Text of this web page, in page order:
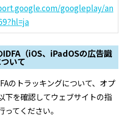
googleplay/an
（iOS、iPadOSの広告識
いて
のトラッキングについて、オプ
下を確認してウェブサイトの指
てください。